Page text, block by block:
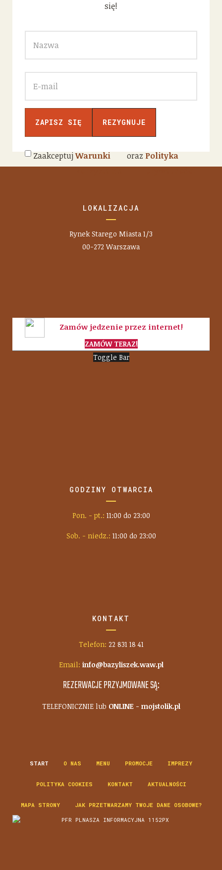
się!
ZaakceptujWarunki
korzystania
orazPolityka
prywatności
LOKALIZACJA
Rynek Starego Miasta 1/3
00-272 Warszawa
Zamów jedzenie przez internet!
ZAMÓW TERAZ!
Toggle Bar
GODZINY OTWARCIA
Pon. - pt.: 11:00 do 23:00
Sob. - niedz.: 11:00 do 23:00
KONTAKT
Telefon: 22 831 18 41
Email: info@bazyliszek.waw.pl
REZERWACJE PRZYJMOWANE SĄ:
TELEFONICZNIE lub ONLINE - mojstolik.pl
START O NAS MENU PROMOCJE IMPREZY
POLITYKA COOKIES KONTAKT AKTUALNOŚCI
MAPA STRONY JAK PRZETWARZAMY TWOJE DANE OSOBOWE?